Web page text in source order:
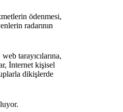
ödenmesi,
radarının
tarayıcılarına,
İnternet kişisel
dikişlerde